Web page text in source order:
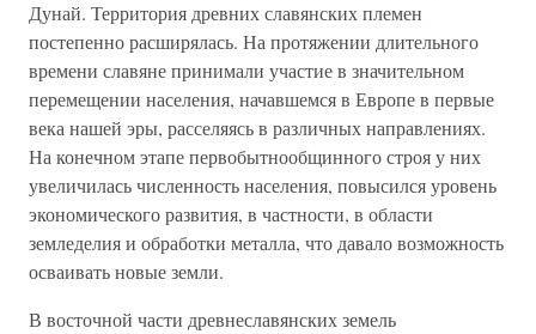
Дунай. Территория древних славянских племен
постепенно расширялась. На протяжении длительного
времени славяне принимали участие в значительном
перемещении населения, начавшемся в Европе в первые
века нашей эры, расселяясь в различных направлениях.
На конечном этапе первобытнообщинного строя у них
увеличилась численность населения, повысился уровень
экономического развития, в частности, в области
земледелия и обработки металла, что давало возможность
осваивать новые земли.
В восточной части древнеславянских земель